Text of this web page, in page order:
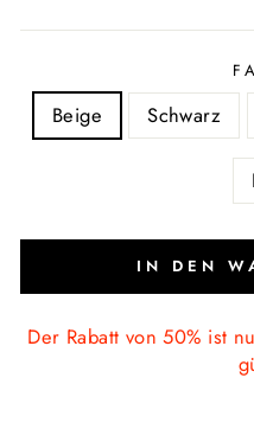
Beige Schwarz
IN DEN
Der Rabatt von 50% ist